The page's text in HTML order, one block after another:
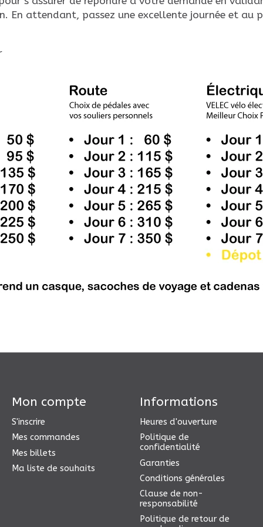
En attendant, passez une excellente journée et au
Mon compte
S'inscrire
Mes commandes
Mes billets
Ma liste de souhaits
Informations
Heures d'ouverture
Politique de
confidentialité
Garanties
Conditions générales
Clause de non-
responsabilité
Politique de retour de